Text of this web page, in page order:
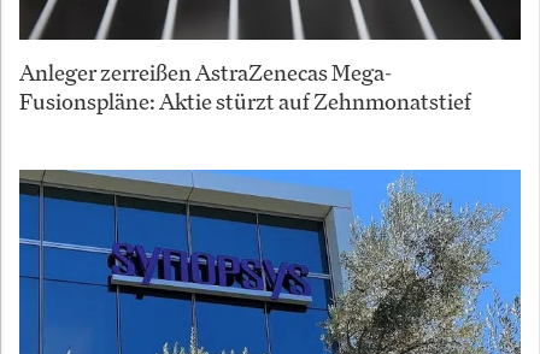
Anleger zerreißen AstraZenecas Mega-
Fusionspläne: Aktie stürzt auf Zehnmonatstief